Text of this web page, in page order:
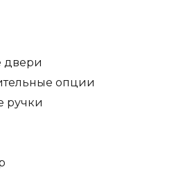
двери
опции
ручки